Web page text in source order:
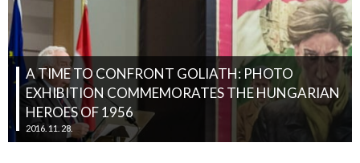
A TIME TO CONFRONT GOLIATH: PHOTO
EXHIBITION COMMEMORATES THE HUNGARIAN
HEROES OF 1956
2016. 11. 28.